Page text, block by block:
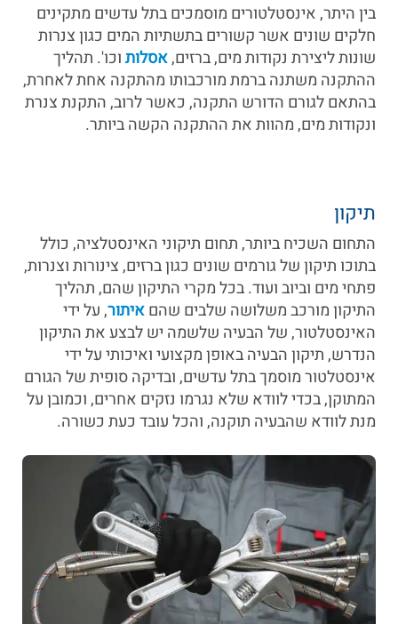
בין היתר, אינסטלטורים מוסמכים בתל עדשים מתקינים
חלקים שונים אשר קשורים בתשתיות המים כגון צנרות
שונות ליצירת נקודות מים, ברזים,אסלותוכו'. תהליך
ההתקנה משתנה ברמת מורכבותו מהתקנה אחת לאחרת,
בהתאם לגורם הדורש התקנה, כאשר לרוב, התקנת צנרת
ונקודות מים, מהוות את ההתקנה הקשה ביותר.
תיקון
התחום השכיח ביותר, תחום תיקוני האינסטלציה, כולל
בתוכו תיקון של גורמים שונים כגון ברזים, צינורות וצנרות,
פתחי מים וביוב ועוד. בכל מקרי התיקון שהם, תהליך
התיקון מורכב משלושה שלבים שהםאיתור, על ידי
האינסטלטור, של הבעיה שלשמה יש לבצע את התיקון
הנדרש, תיקון הבעיה באופן מקצועי ואיכותי על ידי
אינסטלטור מוסמך בתל עדשים, ובדיקה סופית של הגורם
המתוקן, בכדי לוודא שלא נגרמו נזקים אחרים, וכמובן על
מנת לוודא שהבעיה תוקנה, והכל עובד כעת כשורה.